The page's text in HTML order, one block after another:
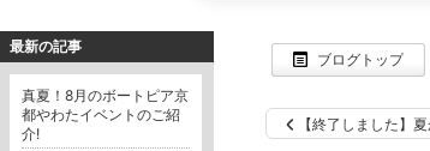
ブログトップ
【終了しました】
最新の記事
真夏！8月のボートピア京
都やわたイベントのご紹
介!